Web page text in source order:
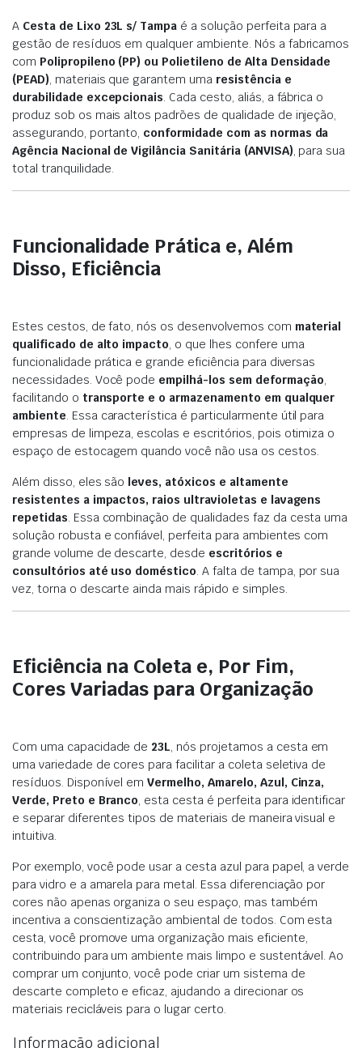
A Cesta de Lixo 23L s/ Tampa é a solução perfeita para a
gestão de resíduos em qualquer ambiente. Nós a fabricamos
com Polipropileno (PP) ou Polietileno de Alta Densidade
(PEAD), materiais que garantem uma resistência e
durabilidade excepcionais. Cada cesto, aliás, a fábrica o
produz sob os mais altos padrões de qualidade de injeção,
assegurando, portanto, conformidade com as normas da
Agência Nacional de Vigilância Sanitária (ANVISA), para sua
total tranquilidade.
Funcionalidade Prática e, Além
Disso, Eficiência
Estes cestos, de fato, nós os desenvolvemos com material
qualificado de alto impacto, o que lhes confere uma
funcionalidade prática e grande eficiência para diversas
necessidades. Você pode empilhá-los sem deformação,
facilitando o transporte e o armazenamento em qualquer
ambiente. Essa característica é particularmente útil para
empresas de limpeza, escolas e escritórios, pois otimiza o
espaço de estocagem quando você não usa os cestos.
Além disso, eles são leves, atóxicos e altamente
resistentes a impactos, raios ultravioletas e lavagens
repetidas. Essa combinação de qualidades faz da cesta uma
solução robusta e confiável, perfeita para ambientes com
grande volume de descarte, desde escritórios e
consultórios até uso doméstico. A falta de tampa, por sua
vez, torna o descarte ainda mais rápido e simples.
Eficiência na Coleta e, Por Fim,
Cores Variadas para Organização
Com uma capacidade de 23L, nós projetamos a cesta em
uma variedade de cores para facilitar a coleta seletiva de
resíduos. Disponível emVermelho, Amarelo, Azul, Cinza,
Verde, Preto e Branco, esta cesta é perfeita para identificar
e separar diferentes tipos de materiais de maneira visual e
intuitiva.
Por exemplo, você pode usar a cesta azul para papel, a verde
para vidro e a amarela para metal. Essa diferenciação por
cores não apenas organiza o seu espaço, mas também
incentiva a conscientização ambiental de todos. Com esta
cesta, você promove uma organização mais eficiente,
contribuindo para um ambiente mais limpo e sustentável. Ao
comprar um conjunto, você pode criar um sistema de
descarte completo e eficaz, ajudando a direcionar os
materiais recicláveis para o lugar certo.
Informação adicional